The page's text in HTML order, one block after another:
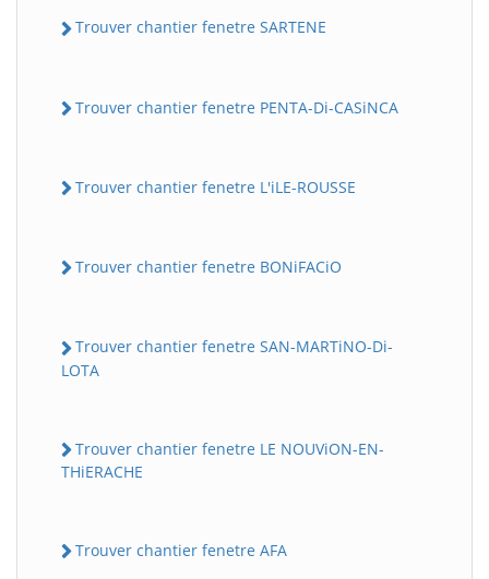
Trouver chantier fenetre SARTENE
Trouver chantier fenetre PENTA-Di-CASiNCA
Trouver chantier fenetre L'iLE-ROUSSE
Trouver chantier fenetre BONiFACiO
Trouver chantier fenetre SAN-MARTiNO-Di-
LOTA
Trouver chantier fenetre LE NOUViON-EN-
THiERACHE
Trouver chantier fenetre AFA